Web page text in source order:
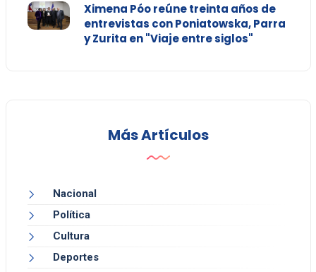
Ximena Póo reúne treinta años de
entrevistas con Poniatowska, Parra
y Zurita en "Viaje entre siglos"
Más Artículos
Nacional
Política
Cultura
Deportes